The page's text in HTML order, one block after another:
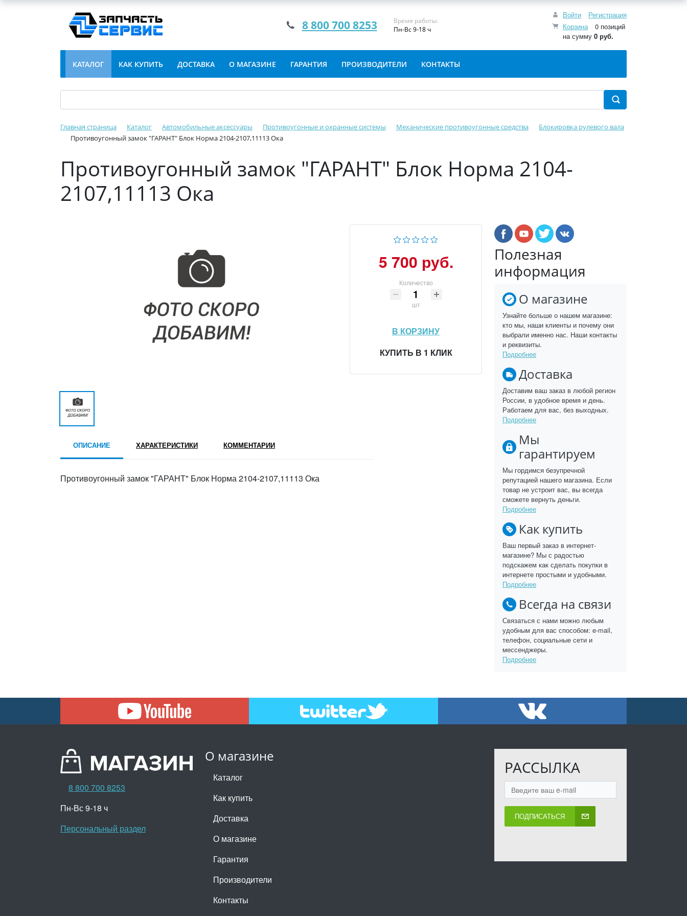
Войти
Регистрация
Корзина
0 позиций
на сумму 0 руб.
8 800 700 8253
Время работы:
Пн-Вс 9-18 ч
КАТАЛОГ КАК КУПИТЬ ДОСТАВКА О МАГАЗИНЕ ГАРАНТИЯ ПРОИЗВОДИТЕЛИ КОНТАКТЫ
Главная страница Каталог Автомобильные аксессуары Противоугонные и охранные системы Механические противоугонные средства
Блокировка рулевого вала
Противоугонный замок "ГАРАНТ" Блок Норма 2104-2107,11113 Ока
Противоугонный замок "ГАРАНТ" Блок Норма 2104-
2107,11113 Ока
5 700 руб.
Количество
шт
В КОРЗИНУ
КУПИТЬ В 1 КЛИК
ОПИСАНИЕ ХАРАКТЕРИСТИКИ КОММЕНТАРИИ
Противоугонный замок "ГАРАНТ" Блок Норма 2104-2107,11113 Ока
Полезная
информация
О магазине
Узнайте больше о нашем магазине:
кто мы, наши клиенты и почему они
выбрали именно нас. Наши контакты
и реквизиты.
Подробнее
Доставка
Доставим ваш заказ в любой регион
России, в удобное время и день.
Работаем для вас, без выходных.
Подробнее
Мы
гарантируем
Мы гордимся безупречной
репутацией нашего магазина. Если
товар не устроит вас, вы всегда
сможете вернуть деньги.
Подробнее
Как купить
Ваш первый заказ в интернет-
магазине? Мы с радостью
подскажем как сделать покупки в
интернете простыми и удобными.
Подробнее
Всегда на связи
Связаться с нами можно любым
удобным для вас способом: e-mail,
телефон, социальные сети и
мессенджеры.
Подробнее
О магазине
Каталог
Как купить
Доставка
О магазине
Гарантия
Производители
Контакты
РАССЫЛКА
ПОДПИСАТЬСЯ
8 800 700 8253
Пн-Вс 9-18 ч
Персональный раздел